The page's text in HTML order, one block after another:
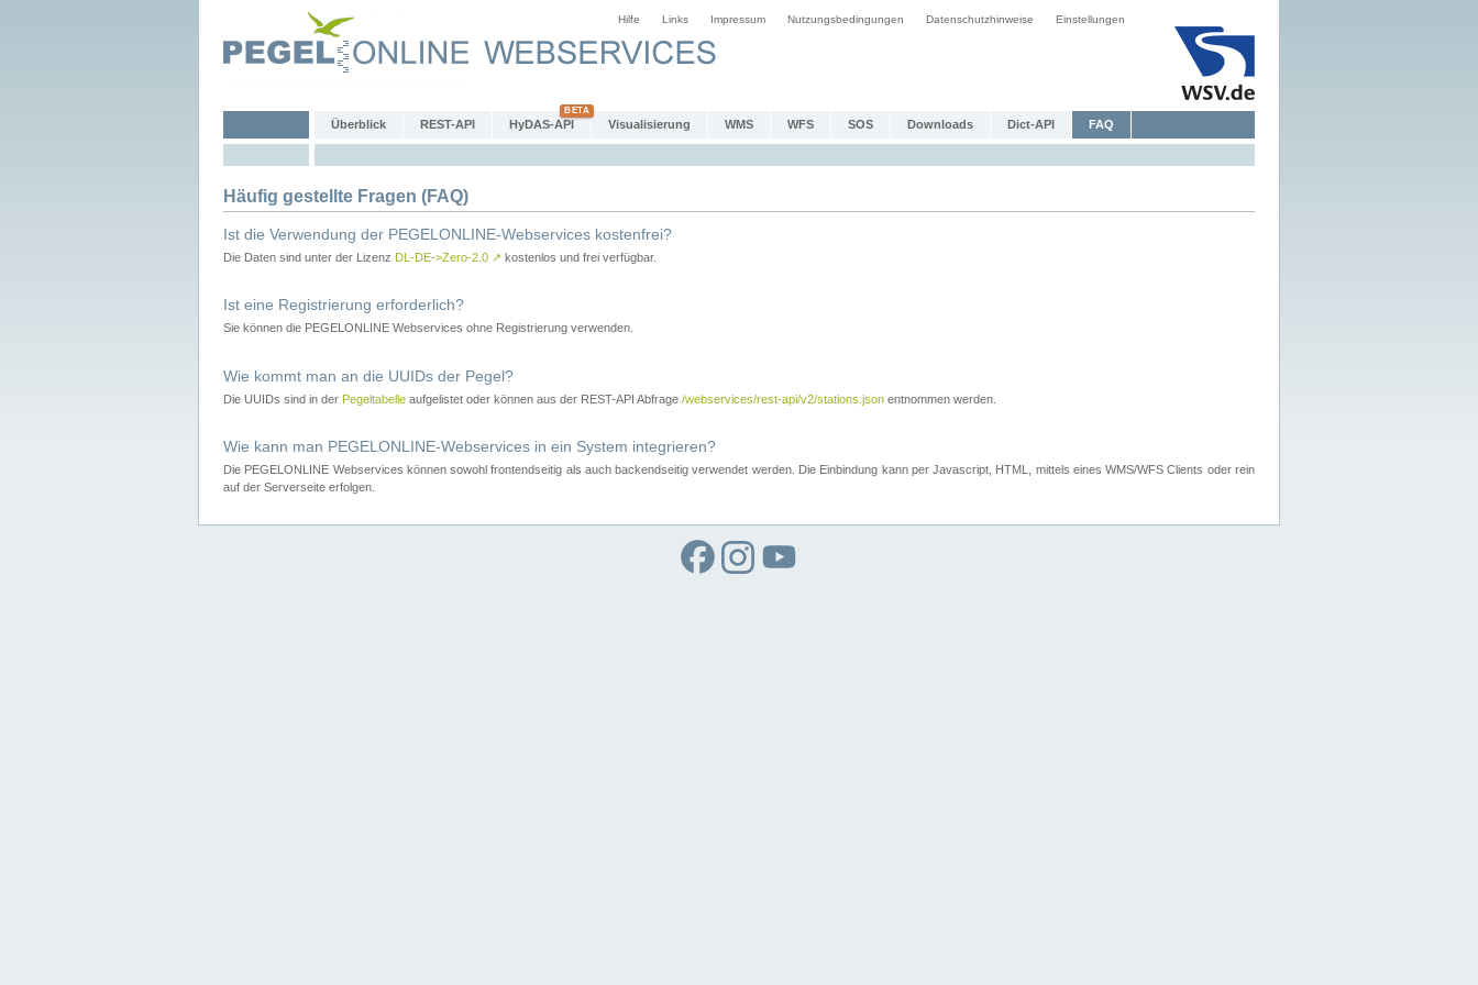
Hilfe Links Impressum Nutzungsbedingungen Datenschutzhinweise Einstellungen
Überblick REST-API HyDAS-API Visualisierung WMS WFS SOS Downloads Dict-API FAQ
Häufig gestellte Fragen (FAQ)
Ist die Verwendung der PEGELONLINE-Webservices kostenfrei?
Die Daten sind unter der Lizenz DL-DE->Zero-2.0 ↗ kostenlos und frei verfügbar.
Ist eine Registrierung erforderlich?
Sie können die PEGELONLINE Webservices ohne Registrierung verwenden.
Wie kommt man an die UUIDs der Pegel?
Die UUIDs sind in der Pegeltabelle aufgelistet oder können aus der REST-API Abfrage /webservices/rest-api/v2/stations.json entnommen werden.
Wie kann man PEGELONLINE-Webservices in ein System integrieren?
Die PEGELONLINE Webservices können sowohl frontendseitig als auch backendseitig verwendet werden. Die Einbindung kann per Javascript, HTML, mittels eines WMS/WFS Clients oder rein
auf der Serverseite erfolgen.